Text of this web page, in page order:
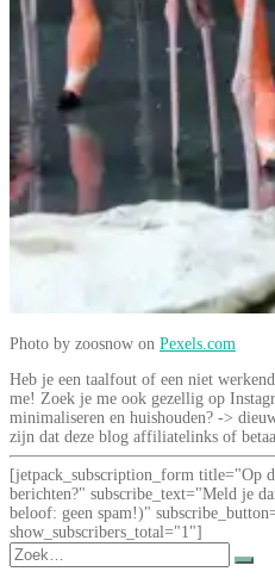
Photo by zoosnow on Pexels.com
Heb je een taalfout of een niet
me! Zoek je me ook gezellig op
minimaliseren en huishouden? ->
zijn dat deze blog affiliatelinks of
[jetpack_subscription_form title="Op
berichten?" subscribe_text="Meld je
beloof: geen spam!)"
show_subscribers_total="1"]
Zoek
naar: